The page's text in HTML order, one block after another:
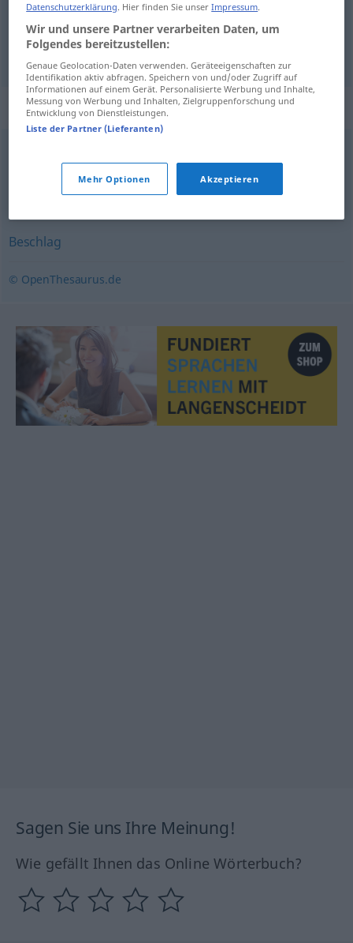
matériafprima Grundstoff
corpomsimples,elementom
Synonyme für "Grundstoff"
,Rohmaterial
Beschlag
© OpenThesaurus.de
Sagen Sie uns Ihre Meinung!
Wie gefällt Ihnen das Online Wörterbuch?
Datenschutzerklärung. Hier finden Sie unserImpressum.
Wir und unsere Partner verarbeiten Daten, um
Folgendes bereitzustellen:
Genaue Geolocation-Daten verwenden. Geräteeigenschaften zur
Identifikation aktiv abfragen. Speichern von und/oder Zugriff auf
Informationen auf einem Gerät. Personalisierte Werbung und Inhalte,
Messung von Werbung und Inhalten, Zielgruppenforschung und
Entwicklung von Dienstleistungen.
Liste der Partner (Lieferanten)
Mehr Optionen Akzeptieren